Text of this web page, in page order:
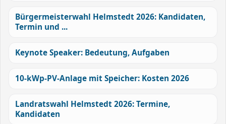
Bürgermeisterwahl Helmstedt 2026: Kandidaten,
Termin und ...
Keynote Speaker: Bedeutung, Aufgaben
10-kWp-PV-Anlage mit Speicher: Kosten 2026
Landratswahl Helmstedt 2026: Termine,
Kandidaten